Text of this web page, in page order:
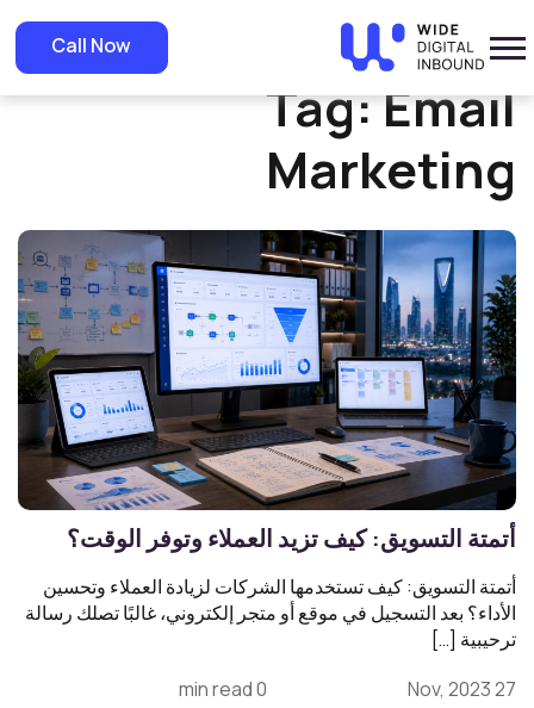
Call Now Home » Email Marketing
Tag:Email
Marketing
أتمتة التسويق: كيف تزيد العملاء وتوفر الوقت؟
أتمتة التسويق: كيف تستخدمها الشركات لزيادة العملاء وتحسين
الأداء؟ بعد التسجيل في موقع أو متجر إلكتروني، غالبًا تصلك رسالة
ترحيبية […]
27 Nov, 2023
0 min read